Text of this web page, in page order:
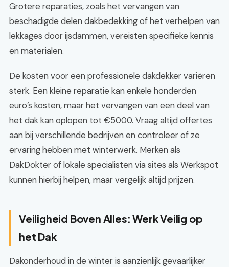
Grotere reparaties, zoals het vervangen van
beschadigde delen dakbedekking of het verhelpen van
lekkages door ijsdammen, vereisten specifieke kennis
en materialen.
De kosten voor een professionele dakdekker variëren
sterk. Een kleine reparatie kan enkele honderden
euro’s kosten, maar het vervangen van een deel van
het dak kan oplopen tot €5000. Vraag altijd offertes
aan bij verschillende bedrijven en controleer of ze
ervaring hebben met winterwerk. Merken als
DakDokter of lokale specialisten via sites als Werkspot
kunnen hierbij helpen, maar vergelijk altijd prijzen.
Veiligheid Boven Alles: Werk Veilig op
het Dak
Dakonderhoud in de winter is aanzienlijk gevaarlijker